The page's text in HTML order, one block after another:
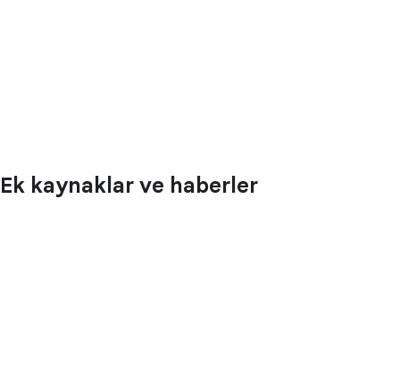
Ek kaynaklar ve haberler